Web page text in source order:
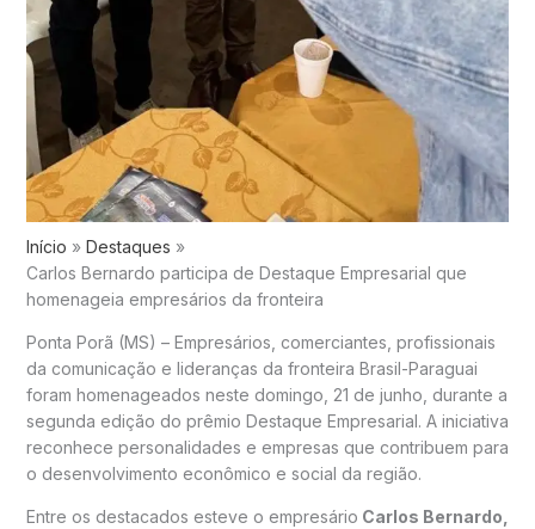
Início
Destaques
Carlos Bernardo participa de Destaque Empresarial que
homenageia empresários da fronteira
Ponta Porã (MS) – Empresários, comerciantes, profissionais
da comunicação e lideranças da fronteira Brasil-Paraguai
foram homenageados neste domingo, 21 de junho, durante a
segunda edição do prêmio Destaque Empresarial. A iniciativa
reconhece personalidades e empresas que contribuem para
o desenvolvimento econômico e social da região.
Entre os destacados esteve o empresário Carlos Bernardo,